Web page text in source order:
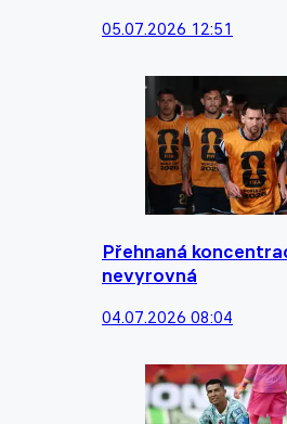
05.07.2026 12:51
Přehnaná
nevyrovná
04.07.2026 08:04